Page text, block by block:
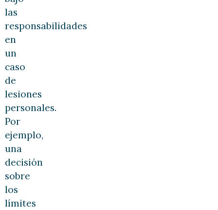
las
responsabilidades
en
un
caso
de
lesiones
personales.
Por
ejemplo,
una
decisión
sobre
los
límites